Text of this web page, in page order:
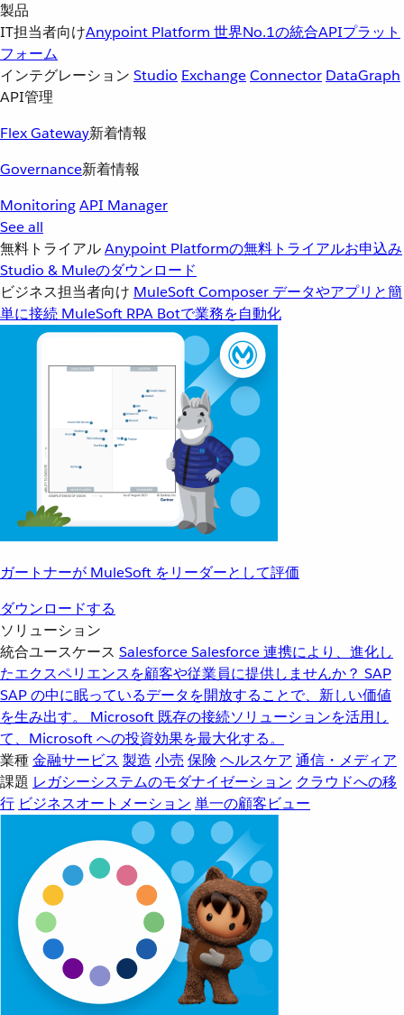
製品
IT担当者向けAnypoint Platform 世界No.1の統合APIプラット
フォーム
インテグレーション Studio ExchangeConnector DataGraph
API管理
Flex Gateway新着情報
Governance新着情報
MonitoringAPI Manager
See all
無料トライアルAnypoint Platformの無料トライアルお申込み
Studio & Muleのダウンロード
ビジネス担当者向け MuleSoft Composer データやアプリと簡
単に接続 MuleSoft RPA Botで業務を自動化
ガートナーが MuleSoft をリーダーとして評価
ダウンロードする
ソリューション
統合ユースケース SalesforceSalesforce 連携により、進化し
たエクスペリエンスを顧客や従業員に提供しませんか？ SAP
SAP の中に眠っているデータを開放することで、新しい価値
を生み出す。
Microsoft 既存の接続ソリューションを活用し
て、Microsoft への投資効果を最大化する。
業種金融サービス 製造 小売 保険 ヘルスケア 通信・メディア
課題 レガシーシステムのモダナイゼーション クラウドへの移
行 ビジネスオートメーション 単一の顧客ビュー